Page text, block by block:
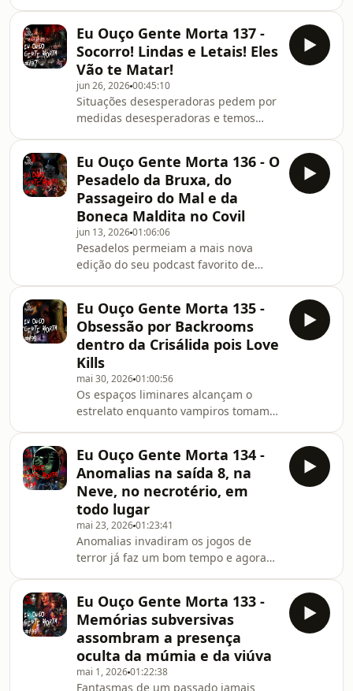
edificações, sustos, salmos, pedreiras
e até o (aparentemente) mais
inofensivo dos jogos de cartas –
porque o terror, ah! o terror está
sempre à espreita!
Eu Ouço Gente Morta 137 -
Socorro! Lindas e Letais! Eles
Vão te Matar!
jun 26, 202600:45:10
Situações desesperadoras pedem por
medidas desesperadoras e temos
podcast de terror favorito, isso sem
contar Silent Hill na periferia, o fim de
uma trilogia fantasmagórica sul-
coreana, bruxas em VHS e aplicativos
de relacionamento mal-assombrado,
que diabo é isso?
Eu Ouço Gente Morta 136 - O
Pesadelo da Bruxa, do
Passageiro do Mal e da
Boneca Maldita no Covil
jun 13, 202601:06:06
Pesadelos permeiam a mais nova
edição do seu podcast favorito de
para continuarmos existindo? Para
descobrir a resposta, é preciso
embarcar com a gente nessa (leia-se:
é preciso ouvir o podcast).
Eu Ouço Gente Morta 135 -
Obsessão por Backrooms
dentro da Crisálida pois Love
Kills
mai 30, 202601:00:56
Os espaços liminares alcançam o
estrelato enquanto vampiros tomam
moderno, tudo isso em concomitância
ao terror em realidade virtual, da
câmera corporal e aos horrores da
pandemia; ou seja, um Eu Ouço Gente
Morta apinhado de desgraceiras, do
jeitinho que a gente gosta!
Eu Ouço Gente Morta 134 -
Anomalias na saída 8, na
Neve, no necrotério, em
todo lugar
mai 23, 202601:23:41
Anomalias invadiram os jogos de
terror já faz um bom tempo e agora
enquanto uma certa infame trilogia
encontra seu desfecho e o terror BR
segue assombrando em diversões
eletrônicas (e ficção científica no
formato de visual novel) – tudo isso
Eu Ouço Gente Morta 133 -
Memórias subversivas
assombram a presença
oculta da múmia e da viúva
mai 1, 202601:22:38
Fantasmas de um passado jamais